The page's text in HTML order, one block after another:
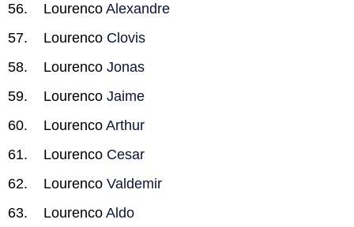
Lourenco Alexandre
Lourenco Clovis
Lourenco Jonas
Lourenco Jaime
Lourenco Arthur
Lourenco Cesar
Lourenco Valdemir
Lourenco Aldo